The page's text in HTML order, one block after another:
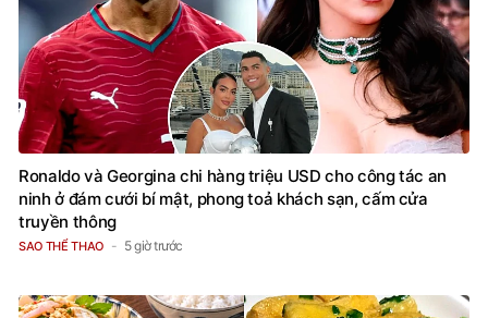
Ronaldo và Georgina chi hàng triệu USD cho công tác an
ninh ở đám cưới bí mật, phong toả khách sạn, cấm cửa
truyền thông
SAO THỂ THAO 5 giờ trước